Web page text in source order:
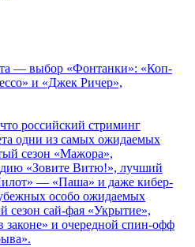
— выбор «Фонтанки»: «Коп-
и «Джек Ричер»,
российский стриминг
одни из самых ожидаемых
сезон «Мажора»,
«Зовите Витю!», лучший
— «Паша» и даже кибер-
особо ожидаемых
сезон сай-фая «Укрытие»,
законе» и очередной спин-офф